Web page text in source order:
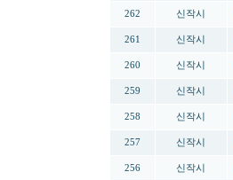
262 신작시
261 신작시
260 신작시
259 신작시
258 신작시
257 신작시
256 신작시